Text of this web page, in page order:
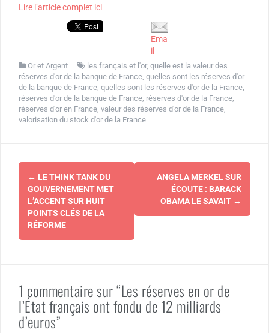
Lire l’article complet ici
Ema
il
Or et Argent les français et l'or, quelle est la valeur des
réserves d'or de la banque de France quelles sont les réserves d'or
de la banque de France quelles sont les réserves d'or de la France
réserves d'or de la banque de France réserves d'or de la France
réserves d'or en France valeur des réserves d'or de la France
valorisation du stock d'or de la France
Navigation
d'article
← LE THINK TANK DU
GOUVERNEMENT MET
L’ACCENT SUR HUIT
POINTS CLÉS DE LA
RÉFORME
ANGELA MERKEL SUR
ÉCOUTE : BARACK
OBAMA LE SAVAIT →
1 commentaire sur “Les réserves en or de
l’État français ont fondu de 12 milliards
d’euros”